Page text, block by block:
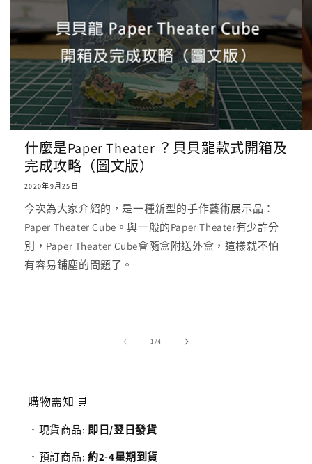
什麼是Paper Theater ？貝貝龍款式開箱及
完成攻略（圖文版）
2020年9月25日
今次為大家介紹的，是一種新型的手作藝術展示品：
Paper Theater Cube。與一般的Paper Theater有少許分
別，Paper Theater Cube會隨盒附送外盒，這樣就不怕
有容易鋪塵的問題了。
1//4
購物需知 🛒
．現貨商品: 即日/翌日發貨
．預訂商品:約2-4星期到貨